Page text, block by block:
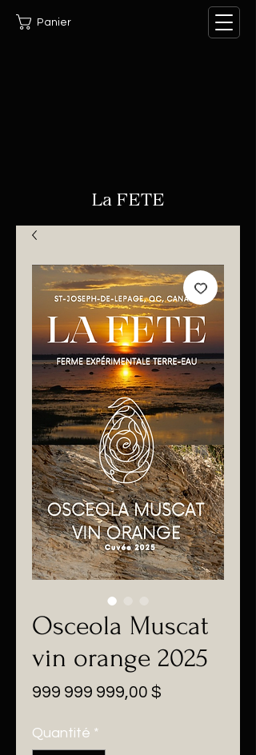
Panier
La FETE
Osceola Muscat
vin orange 2025
999 999 999,00 $
Quantité *